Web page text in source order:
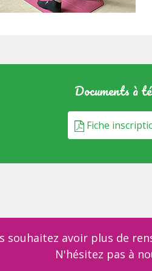
Documents à
Fiche
souhaitez avoir plus de
N'hésitez pas à